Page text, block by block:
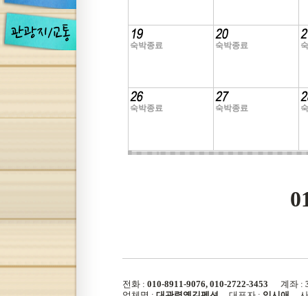
숙박종료 숙박종료
숙박종료 숙박종료
전화 : 010-8911-9076, 010-2722-3453 계좌 :